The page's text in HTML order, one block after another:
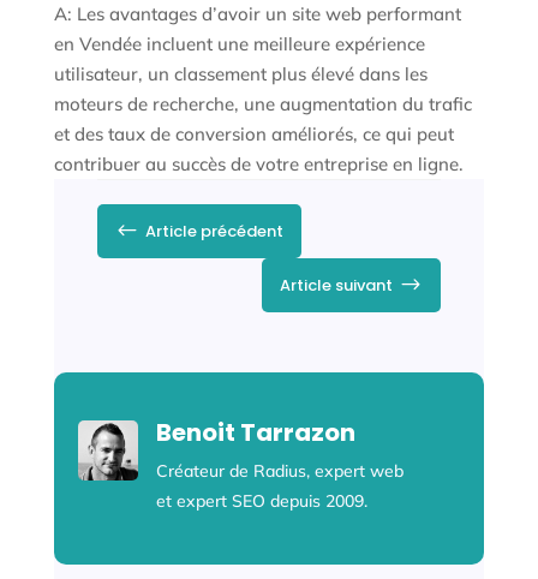
A: Les avantages d’avoir un site web performant
en Vendée incluent une meilleure expérience
utilisateur, un classement plus élevé dans les
moteurs de recherche, une augmentation du trafic
et des taux de conversion améliorés, ce qui peut
contribuer au succès de votre entreprise en ligne.
# Article précédent
Article suivant $
Benoit Tarrazon
Créateur de Radius, expert web
et expert SEO depuis 2009.